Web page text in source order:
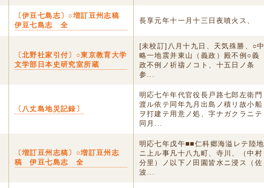
〔伊豆七島志〕○増訂豆州志稿
伊豆七島志 全
長享元年十一月十三日夜噴火ス、
〔北野社家引付〕○東京教育大学
文学部日本史研究室所蔵
[未校訂]八月十九日、天気殊勝、○中
略一地震并東山（義政）殿不例○義
政不例ノ祈禱ノコト、十五日ノ条
参...
〔八丈島地災記録〕
明応七午年代官役長戸路七郎左衛門
渡ル依テ同年九月出島ノ積リ故小船
ヲ打建テ用意ノ処、字ナガクラニテ
同月...
〔増訂豆州志稿〕○増訂豆州志
稿 伊豆七島志 全
明応七年戊午■■仁科郷海溢レテ陸地
ニ上ル事凡十八九町、寺川、（中村
分里）ノ以下ノ田園皆水ニ浸ス（佐
波...